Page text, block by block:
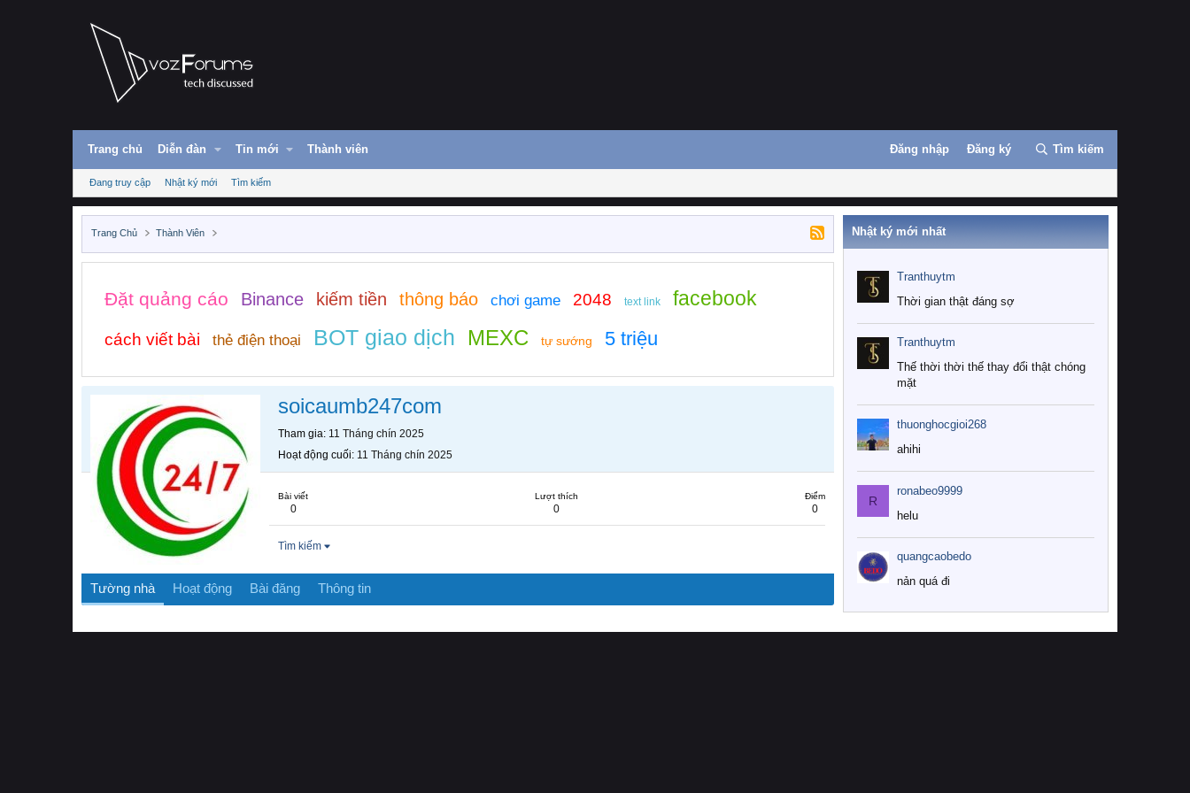
Trang chủ Diễn đàn Tin mới Thành viên Đăng nhập Đăng ký Tìm kiếm
Đang truy cập Nhật ký mới Tìm kiếm
Trang Chủ Thành Viên
Đặt quảng cáo Binance kiếm tiền thông báo chơi game 2048 text link facebook
cách viết bài thẻ điện thoại BOT giao dịch MEXC tự sướng 5 triệu
soicaumb247com
Tham gia 11 Tháng chín 2025
Hoạt động cuối 11 Tháng chín 2025
Bài viết
0
Lượt thích
0
Điểm
0
Tìm kiếm
Tường nhà Hoạt động Bài đăng Thông tin
Nhật ký mới nhất
Tranthuytm
Thời gian thật đáng sợ
Tranthuytm
Thế thời thời thế thay đổi thật chóng
mặt
thuonghocgioi268
ahihi
R
ronabeo9999
helu
quangcaobedo
nản quá đi